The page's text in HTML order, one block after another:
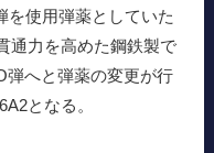
を使用弾薬としていた
通力を高めた鋼鉄製で
弾へと弾薬の変更が行
となる。